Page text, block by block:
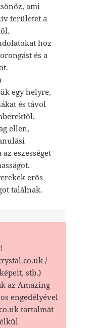
ami
területet a
hoz
és a
egy helyre,
és távol
ellen,
eszességet
erős
találnak.
/
stb.)
az Amazing
engedélyével
tartalmát